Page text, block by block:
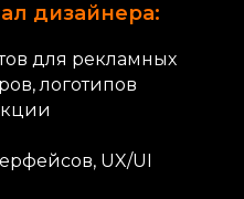
дизайнера:
для рекламных
логотипов
UX/UI